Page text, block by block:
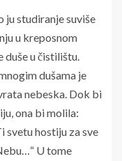
ju studiranje suviše
u kreposnom
duše u čistilištu.
dušama je
nebeska. Dok bi
ona bi molila:
svetu hostiju za sve
U tome